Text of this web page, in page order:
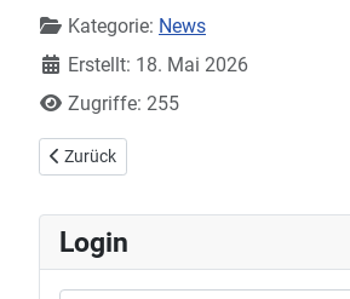
Kategorie: News
Erstellt: 18. Mai 2026
Zugriffe: 255
Vorheriger Beitrag: Regionsrangliste
Zurück
Login